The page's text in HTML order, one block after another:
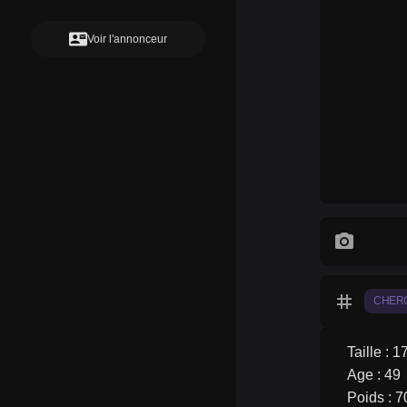
contact_mailVoir l'annonceur
photo_camera
tag
Taille :
Age : 49
Poids :